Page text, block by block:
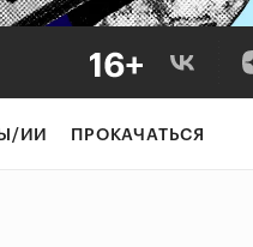
ИИ ПРОКАЧАТЬСЯ